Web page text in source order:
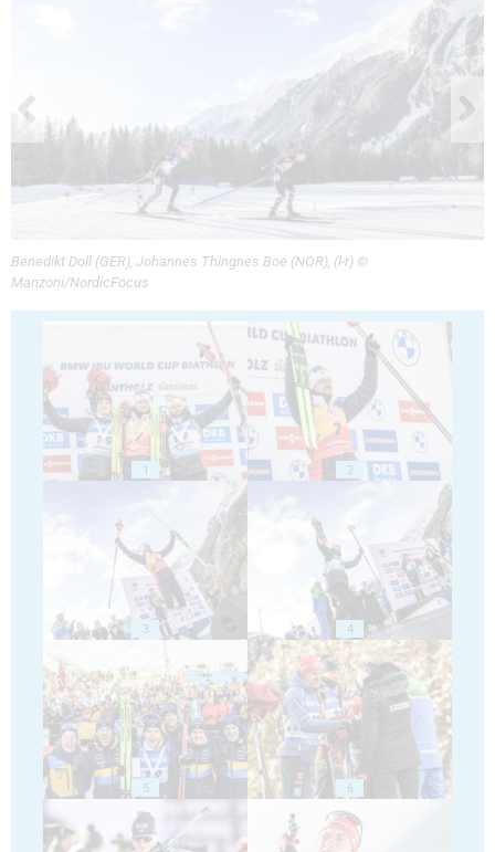
Benedikt Doll (GER), Johannes Thingnes Boe (NOR), (l-r) ©
Manzoni/NordicFocus
1 2
3 4
5 6